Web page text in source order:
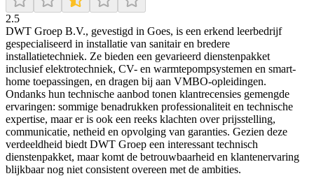
2.5
DWT Groep B.V., gevestigd in Goes, is een erkend leerbedrijf
gespecialiseerd in installatie van sanitair en bredere
installatietechniek. Ze bieden een gevarieerd dienstenpakket
inclusief elektrotechniek, CV- en warmtepompsystemen en smart-
home toepassingen, en dragen bij aan VMBO-opleidingen.
Ondanks hun technische aanbod tonen klantrecensies gemengde
ervaringen: sommige benadrukken professionaliteit en technische
expertise, maar er is ook een reeks klachten over prijsstelling,
communicatie, netheid en opvolging van garanties. Gezien deze
verdeeldheid biedt DWT Groep een interessant technisch
dienstenpakket, maar komt de betrouwbaarheid en klantenervaring
blijkbaar nog niet consistent overeen met de ambities.